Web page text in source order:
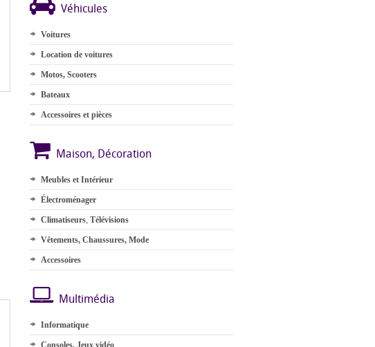
Véhicules
Voitures
Location de voitures
Motos, Scooters
Bateaux
Accessoires et pièces
Maison, Décoration
Meubles et Intérieur
Électroménager
Climatiseurs, Télévisions
Vêtements, Chaussures, Mode
Accessoires
Multimédia
Informatique
Consoles, Jeux vidéo